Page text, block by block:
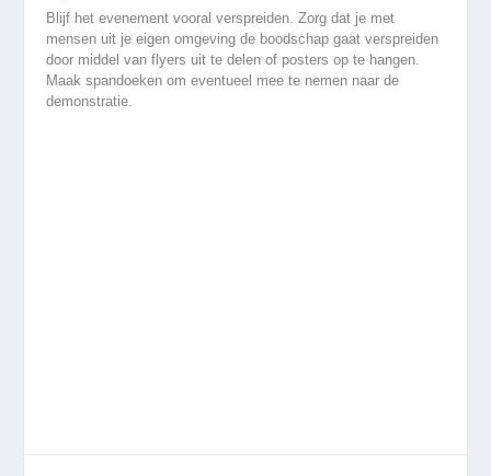
Blijf het evenement vooral verspreiden. Zorg dat je met
mensen uit je eigen omgeving de boodschap gaat verspreiden
door middel van flyers uit te delen of posters op te hangen.
Maak spandoeken om eventueel mee te nemen naar de
demonstratie.